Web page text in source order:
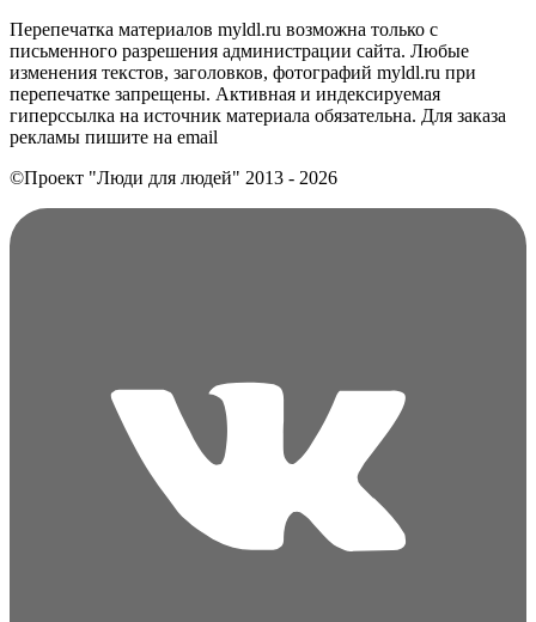
Перепечатка материалов myldl.ru возможна только с
письменного разрешения администрации сайта. Любые
изменения текстов, заголовков, фотографий myldl.ru при
перепечатке запрещены. Активная и индексируемая
гиперссылка на источник материала обязательна. Для заказа
рекламы пишите на еmail
©Проект "Люди для людей" 2013 - 2026